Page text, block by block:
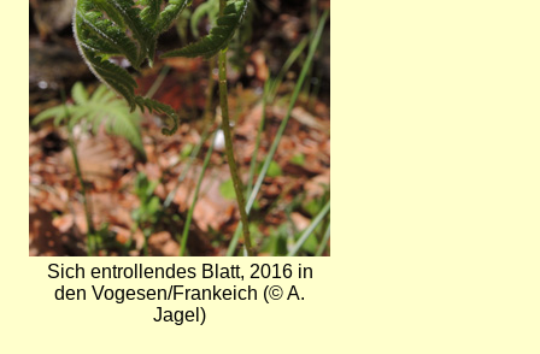
Sich entrollendes Blatt, 2016 in
den Vogesen/Frankeich (© A.
Jagel)